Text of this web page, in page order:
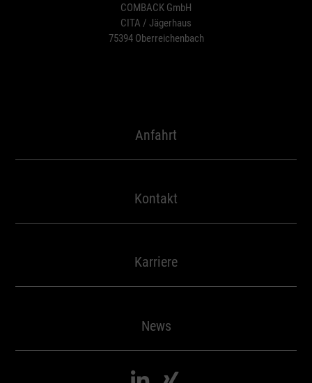
COMBACK GmbH
CITA / Jägerhaus
75394 Oberreichenbach
Anfahrt
Kontakt
Karriere
News